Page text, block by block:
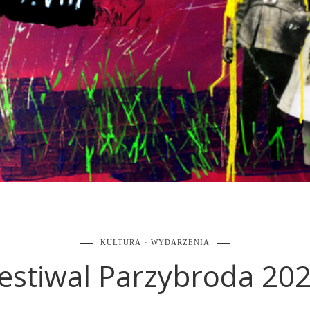
KULTURA WYDARZENIA
Parzybroda